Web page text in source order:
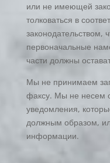
или не имеющей
толковаться в
законодательством,
первоначальные
части должны
Мы не принимаем
факсу. Мы не несем
уведомления,
должным образом,
информации.